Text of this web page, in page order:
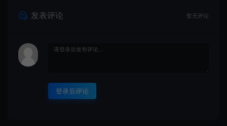
发表评论 暂无评论
登录后评论